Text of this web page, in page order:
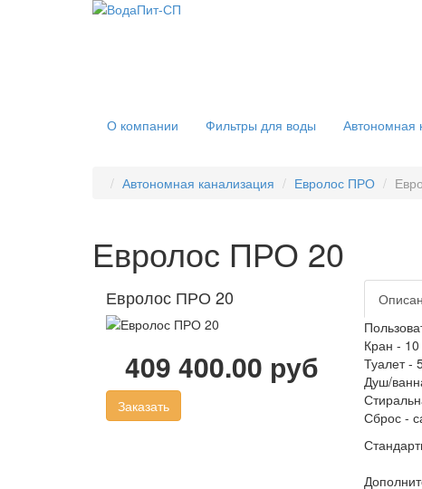
О компании Фильтры для воды Автономная
Автономная канализация Евролос ПРО
Евролос ПРО 20
Евролос ПРО 20
409 400.00 руб
Заказать
Кран - 10
Туалет -
Душ/
Сброс -